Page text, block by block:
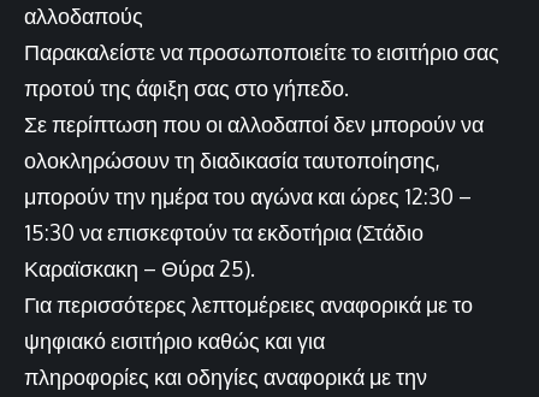
αλλοδαπούς
Παρακαλείστε να προσωποποιείτε το εισιτήριο σας
προτού της άφιξη σας στο γήπεδο.
Σε περίπτωση που οι αλλοδαποί δεν μπορούν να
ολοκληρώσουν τη διαδικασία ταυτοποίησης,
μπορούν την ημέρα του αγώνα και ώρες 12:30 –
15:30 να επισκεφτούν τα εκδοτήρια (Στάδιο
Καραϊσκακη – Θύρα 25).
Για περισσότερες λεπτομέρειες αναφορικά με το
ψηφιακό εισιτήριο καθώς και για
πληροφορίες και οδηγίες αναφορικά με την